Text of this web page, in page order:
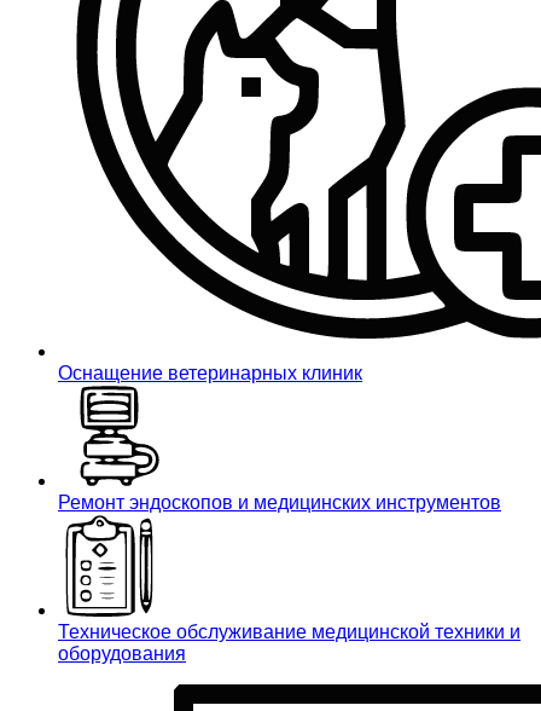
Оснащение ветеринарных клиник
Ремонт эндоскопов и медицинских инструментов
Техническое обслуживание медицинской техники и
оборудования